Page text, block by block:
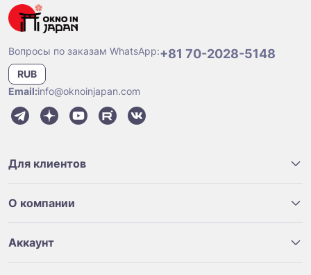
Вопросы по заказам WhatsApp:+81 70-2028-5148
RUB
Email:info@oknoinjapan.com
Для клиентов
О компании
Аккаунт